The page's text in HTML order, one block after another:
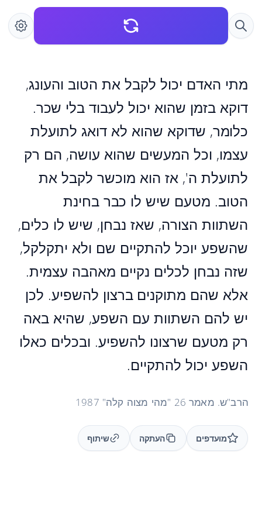
מתי האדם יכול לקבל את הטוב והעונג,
דוקא בזמן שהוא יכול לעבוד בלי שכר.
כלומר, שדוקא שהוא לא דואג לתועלת
עצמו, וכל המעשים שהוא עושה, הם רק
לתועלת ה', אז הוא מוכשר לקבל את
הטוב. מטעם שיש לו כבר בחינת
השתוות הצורה, שאז נבחן, שיש לו כלים,
שהשפע יוכל להתקיים שם ולא יתקלקל,
שזה נבחן לכלים נקיים מאהבה עצמית.
אלא שהם מתוקנים ברצון להשפיע. לכן
יש להם השתוות עם השפע, שהיא באה
רק מטעם שרצונו להשפיע. ובכלים כאלו
השפע יכול להתקיים.
הרב"ש. מאמר 26 "מהי מצוה קלה" 1987
מועדפים העתקה שיתוף